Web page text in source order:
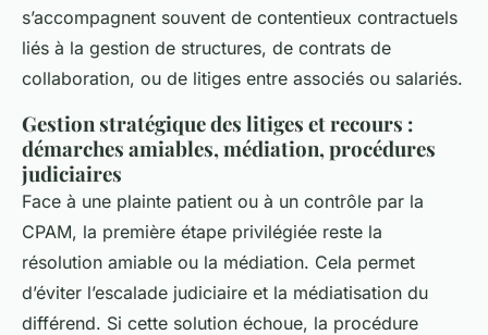
s’accompagnent souvent de contentieux contractuels
liés à la gestion de structures, de contrats de
collaboration, ou de litiges entre associés ou salariés.
Gestion stratégique des litiges et recours :
démarches amiables, médiation, procédures
judiciaires
Face à une plainte patient ou à un contrôle par la
CPAM, la première étape privilégiée reste la
résolution amiable ou la médiation. Cela permet
d’éviter l’escalade judiciaire et la médiatisation du
différend. Si cette solution échoue, la procédure